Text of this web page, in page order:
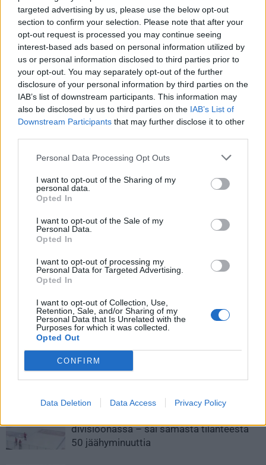
targeted advertising by us, please use the below opt-out
section to confirm your selection. Please note that after your
opt-out request is processed you may continue seeing
interest-based ads based on personal information utilized by
us or personal information disclosed to third parties prior to
your opt-out. You may separately opt-out of the further
disclosure of your personal information by third parties on the
IAB’s list of downstream participants. This information may
also be disclosed by us to third parties on the IAB’s List of
Downstream Participants that may further disclose it to other
Personal Data Processing Opt Outs
I want to opt-out of the Sharing of my
personal data.
Opted In
I want to opt-out of the Sale of my
Personal Data.
Opted In
I want to opt-out of processing my
Personal Data for Targeted Advertising.
Opted In
I want to opt-out of Collection, Use,
Retention, Sale, and/or Sharing of my
Personal Data that Is Unrelated with the
Purposes for which it was collected.
Opted Out
CONFIRM
Data Deletion Data Access Privacy Policy
nyt Golden Knightsin maalivahtia ei tulla näkemään lainkaan
olympialaisissa.
Ruotsalaisia ykkösmaalivahteja NHL:ssä on Lehnerin lisäksi
kaksi,Jacob MarkströmsekäLinus Ullmark. Heistä
jälkimmäinen on tälläkin kaudella kärsinyt loukkaantumisista.
Edellinen artikkeli
Katso kuva: Nokia Arena sai
sijainti herätti kummastusta ja
närästystä
Seuraava artikkeli
poikkittaisella mailalla,
tuloksena yhden ottelun
LIITTYVÄT ARTIKKELIT LISÄÄ TEKIJÄLTÄ
Leijonat julkisti ketjut Sveitsi-peliin –
Aleksander Barkov tekee paluun
divisioonassa – sai samasta tilanteesta
50 jäähyminuuttia